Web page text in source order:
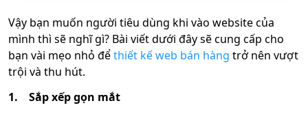
Vậy bạn muốn người tiêu dùng khi vào website của
mình thì sẽ nghĩ gì? Bài viết dưới đây sẽ cung cấp cho
bạn vài mẹo nhỏ đểthiết kế web bán hàng trở nên vượt
trội và thu hút.
1. Sắp xếp gọn mắt